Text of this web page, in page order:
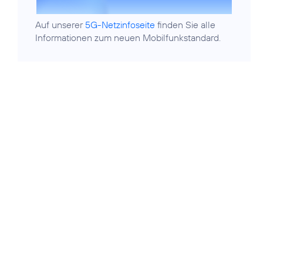
Auf unserer 5G-Netzinfoseite finden Sie alle
Informationen zum neuen Mobilfunkstandard.